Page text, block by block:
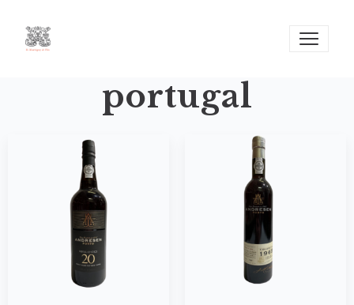
portugal